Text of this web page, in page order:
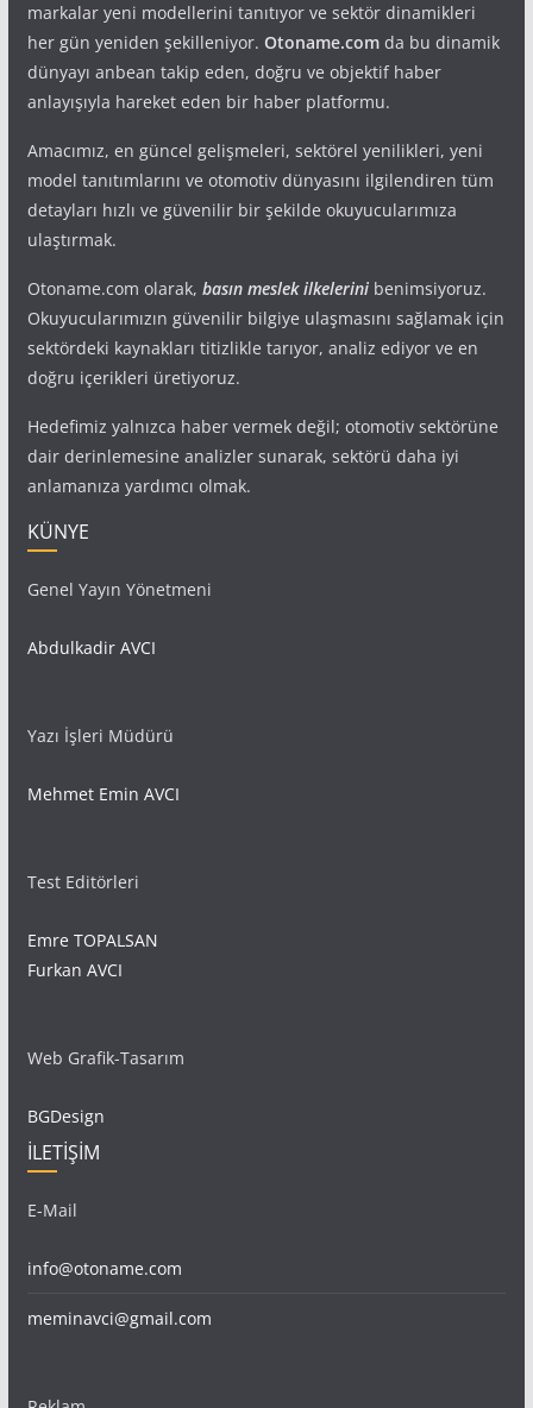
markalar yeni modellerini tanıtıyor ve sektör dinamikleri
her gün yeniden şekilleniyor. Otoname.comda bu dinamik
dünyayı anbean takip eden, doğru ve objektif haber
anlayışıyla hareket eden bir haber platformu.
Amacımız, en güncel gelişmeleri, sektörel yenilikleri, yeni
model tanıtımlarını ve otomotiv dünyasını ilgilendiren tüm
detayları hızlı ve güvenilir bir şekilde okuyucularımıza
ulaştırmak.
Otoname.com olarak, basın meslek ilkelerinibenimsiyoruz.
Okuyucularımızın güvenilir bilgiye ulaşmasını sağlamak için
sektördeki kaynakları titizlikle tarıyor, analiz ediyor ve en
doğru içerikleri üretiyoruz.
Hedefimiz yalnızca haber vermek değil; otomotiv sektörüne
dair derinlemesine analizler sunarak, sektörü daha iyi
anlamanıza yardımcı olmak.
KÜNYE
Genel Yayın Yönetmeni
Abdulkadir AVCI
Yazı İşleri Müdürü
Mehmet Emin AVCI
Test Editörleri
Emre TOPALSAN
Furkan AVCI
Web Grafik-Tasarım
BGDesign
İLETİŞİM
E-Mail
info@otoname.com
meminavci@gmail.com